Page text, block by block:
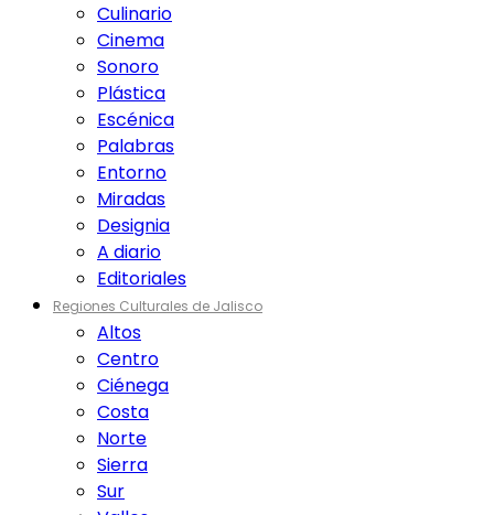
Culinario
Cinema
Sonoro
Plástica
Escénica
Palabras
Entorno
Miradas
Designia
A diario
Editoriales
Regiones Culturales de Jalisco
Altos
Centro
Ciénega
Costa
Norte
Sierra
Sur